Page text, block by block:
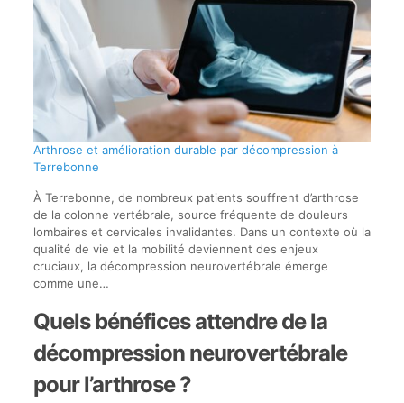
Arthrose et amélioration durable par décompression à
Terrebonne
À Terrebonne, de nombreux patients souffrent d’arthrose
de la colonne vertébrale, source fréquente de douleurs
lombaires et cervicales invalidantes. Dans un contexte où la
qualité de vie et la mobilité deviennent des enjeux
cruciaux, la décompression neurovertébrale émerge
comme une…
Quels bénéfices attendre de la
décompression neurovertébrale
pour l’arthrose ?